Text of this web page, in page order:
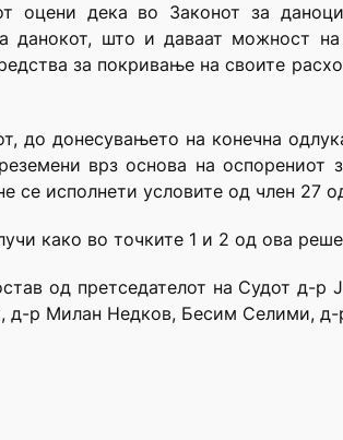
оцени дека во Законот за
данокот, што и даваат можност
за покривање на своите
до донесувањето на конечна
врз основа на
се исполнети условите од член 27
како во точките 1 и 2 од ова
од претседателот на Судот д-
д-р Милан Недков, Бесим Селими,